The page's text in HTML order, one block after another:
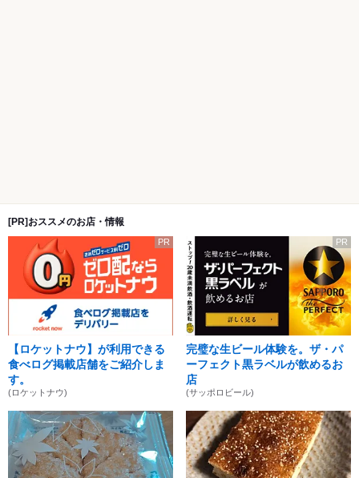
[PR]おススメのお店・情報
PR
【ロケットナウ】が利用できる
食べログ掲載店舗をご紹介しま
す。
(ロケットナウ)
PR
完璧な生ビール体験を。ザ・パ
ーフェクト黒ラベルが飲めるお
店
(サッポロビール)